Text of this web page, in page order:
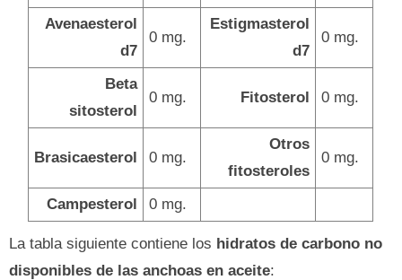
Avenaesterol
d7
0 mg.
Estigmasterol
d7
0 mg.
Beta
sitosterol
0 mg. Fitosterol 0 mg.
Brasicaesterol 0 mg.
Otros
fitosteroles
0 mg.
Campesterol 0 mg.
La tabla siguiente contiene los hidratos de carbono no
disponibles de las anchoas en aceite: